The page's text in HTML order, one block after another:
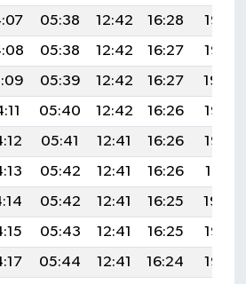
05:38 12:42 16:28
19:37
05:38 12:42 16:27
19:35
05:39 12:42 16:27
19:34
05:40 12:42 16:26
19:33
05:41 12:41 16:26
19:32
05:42 12:41 16:26
19:31
05:42 12:41 16:25
19:30
05:43 12:41 16:25
19:28
05:44 12:41 16:24
19:27